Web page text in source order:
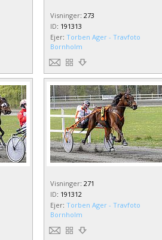
Visninger: 273
ID: 191313
Ejer: Torben Ager - Travfoto
Bornholm
Visninger: 271
ID: 191312
Ejer: Torben Ager - Travfoto
Bornholm